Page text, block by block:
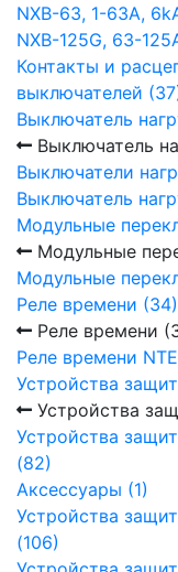
NXB-63, 1-63А,
NXB-125G, 63-
Контакты и
выключателей
Выключатель
Выключатель
Выключатели
Выключатель
Модульные
Модульные
Модульные
Реле времени (34)
Реле времени
Реле времени
Устройства
Устройства
Устройства
(82)
Аксессуары (1)
Устройства
(106)